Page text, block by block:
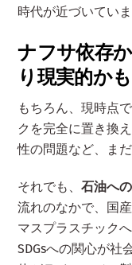
時代が近づいていま
ナフサ依存
り現実的か
もちろん、現時点
クを完全に置き換
性の問題など、ま
それでも、石油へ
流れのなかで、国
マスプラスチック
SDGsへの関心が社